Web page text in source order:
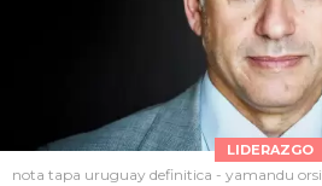
LIDERAZGO
nota tapa uruguay definitica - yamandu orsi